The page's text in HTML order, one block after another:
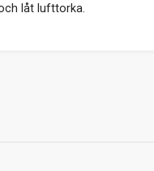
låt lufttorka.